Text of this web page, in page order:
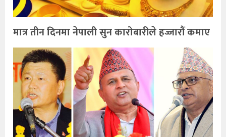
मात्र तीन दिनमा नेपाली सुन कारोबारीले हज्जारौं कमाए